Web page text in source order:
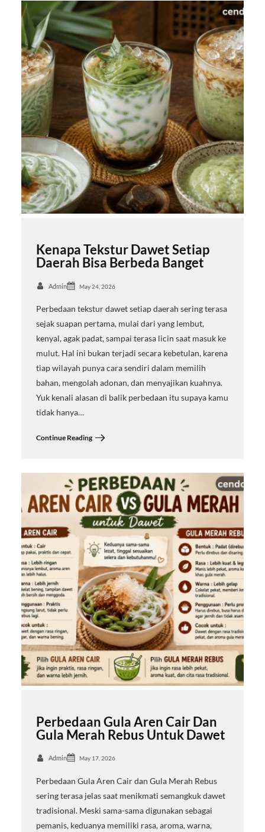
Kenapa Tekstur Dawet Setiap
Daerah Bisa Berbeda Banget
Admin May 24, 2026
Perbedaan tekstur dawet setiap daerah sering terasa
sejak suapan pertama, mulai dari yang lembut,
kenyal, agak padat, sampai terasa licin saat masuk ke
mulut. Hal ini bukan terjadi secara kebetulan, karena
tiap wilayah punya cara sendiri dalam memilih
bahan, mengolah adonan, dan menyajikan kuahnya.
Yuk kenali alasan di balik perbedaan itu supaya kamu
tidak hanya…
Continue Reading
Perbedaan Gula Aren Cair Dan
Gula Merah Rebus Untuk Dawet
Admin May 17, 2026
Perbedaan Gula Aren Cair dan Gula Merah Rebus
sering terasa jelas saat menikmati semangkuk dawet
tradisional. Meski sama-sama digunakan sebagai
pemanis, keduanya memiliki rasa, aroma, warna,